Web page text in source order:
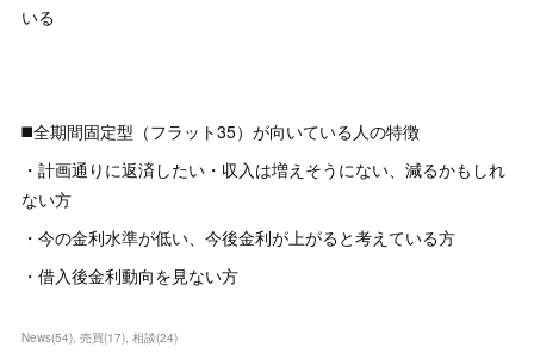
いる
◼️全期間固定型（フラット35）が向いている人の特徴
・計画通りに返済したい・収入は増えそうにない、減るかもしれ
ない方
・今の金利水準が低い、今後金利が上がると考えている方
・借入後金利動向を見ない方
News(54) 売買(17) 相談(24)